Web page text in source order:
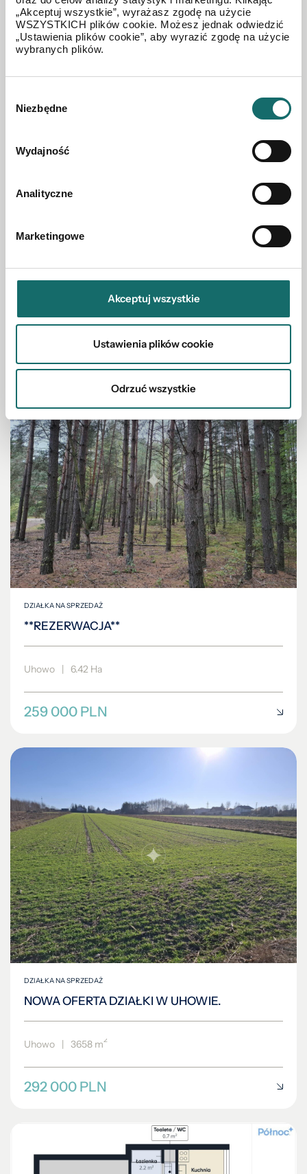
„Akceptuj wszystkie”, wyrażasz zgodę na użycie
WSZYSTKICH plików cookie. Możesz jednak odwiedzić
„Ustawienia plików cookie”, aby wyrazić zgodę na użycie
wybranych plików.
zgody
Niezbędne
Wydajność
Analityczne
Marketingowe
Akceptuj wszystkie
Ustawienia plików cookie
Odrzuć wszystkie
94 000 PLN
DZIAŁKA NA SPRZEDAŻ
218 000 PLN
DZIAŁKA NA SPRZEDAŻ
**REZERWACJA**
Uhowo | 6.42 Ha
259 000 PLN
DZIAŁKA NA SPRZEDAŻ
NOWA OFERTA DZIAŁKI W UHOWIE.
Uhowo | 3658 m2
292 000 PLN